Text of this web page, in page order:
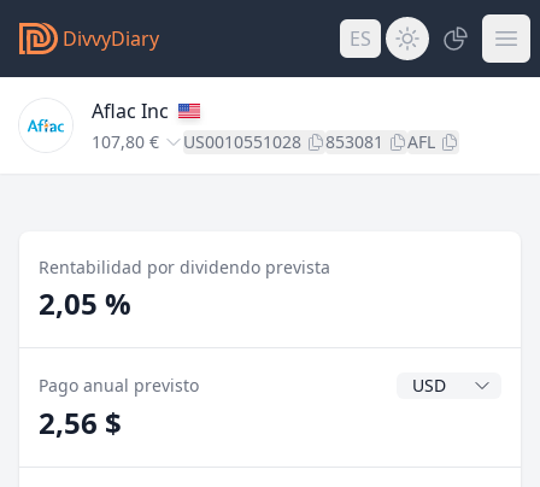
DivvyDiary ES
Aflac Inc
107,80 € US0010551028 853081 AFL
Rentabilidad por dividendo prevista
2,05 %
Pago anual previsto Divisa del
2,56 $